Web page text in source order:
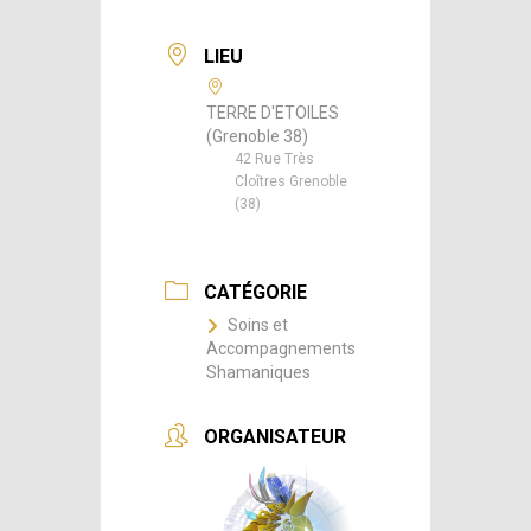
LIEU
TERRE D'ETOILES
(Grenoble 38)
42 Rue Très
Cloîtres Grenoble
(38)
CATÉGORIE
Soins et
Accompagnements
Shamaniques
ORGANISATEUR